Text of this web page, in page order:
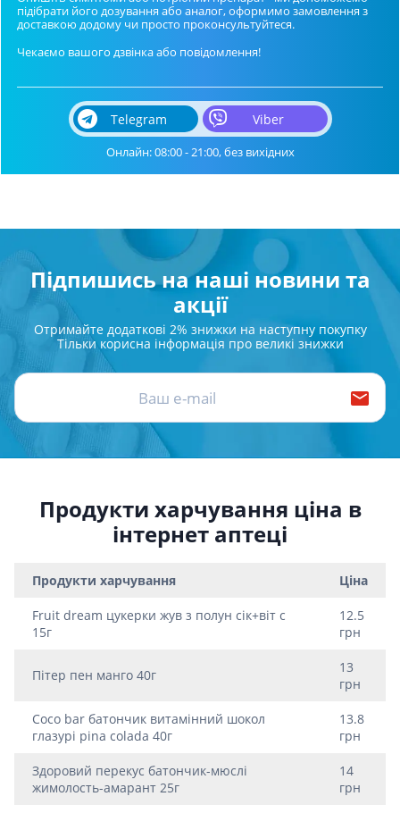
підібрати його дозування або аналог, оформимо замовлення з
доставкою додому чи просто проконсультуйтеся.
Чекаємо вашого дзвінка або повідомлення!
Telegram Viber
Онлайн: 08:00 - 21:00, без вихідних
Підпишись на наші новини та
акції
Отримайте додаткові 2% знижки на наступну покупку
Тільки корисна інформація про великі знижки
Продукти харчування ціна в
інтернет аптеці
Продукти харчування Ціна
Fruit dream цукерки жув з полун сік+віт с
15г
12.5
грн
Пiтер пен манго 40г
13
грн
Сoco bar батончик витамінний шокол
глазурі pina colada 40г
13.8
грн
Здоровий перекус батончик-мюслі
жимолость-амарант 25г
14
грн